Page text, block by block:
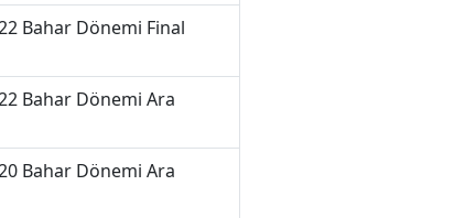
Bahar Dönemi Final
Bahar Dönemi Ara
Bahar Dönemi Ara